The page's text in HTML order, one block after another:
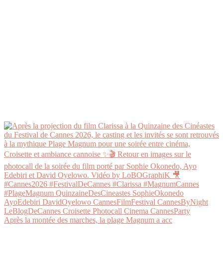
Après la montée des marches, la plage Magnum a acc